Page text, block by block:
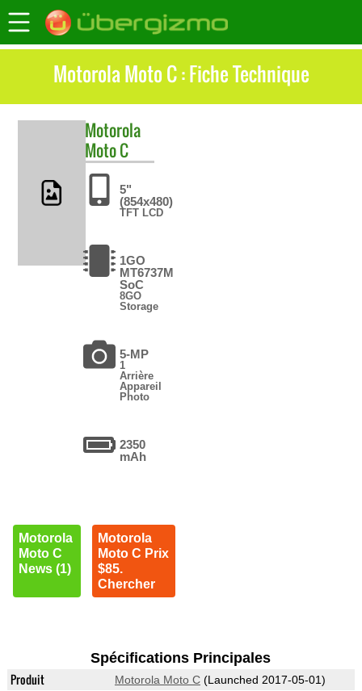
Motorola Moto C : Fiche Technique
Motorola
Moto C
5"
(854x480)
TFT LCD
1GO
MT6737M
SoC
8GO
Storage
5-MP
1
Arrière
Appareil
Photo
2350
mAh
Motorola
Moto C
News (1)
Motorola
Moto C Prix
$85.
Chercher
Spécifications Principales
Produit Motorola Moto C(Launched 2017-05-01)